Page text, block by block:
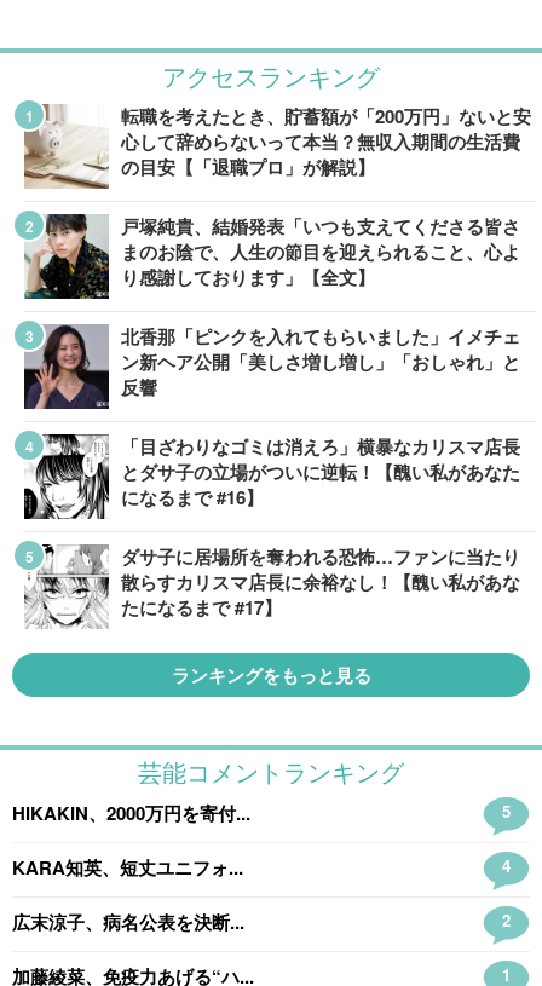
アクセスランキング
転職を考えたとき、貯蓄額が「200万円」ないと安
心して辞めらないって本当？無収入期間の生活費
の目安【「退職プロ」が解説】
戸塚純貴、結婚発表「いつも支えてくださる皆さ
まのお陰で、人生の節目を迎えられること、心よ
り感謝しております」【全文】
北香那「ピンクを入れてもらいました」イメチェ
ン新ヘア公開「美しさ増し増し」「おしゃれ」と
反響
「目ざわりなゴミは消えろ」横暴なカリスマ店長
とダサ子の立場がついに逆転！【醜い私があなた
になるまで #16】
ダサ子に居場所を奪われる恐怖…ファンに当たり
散らすカリスマ店長に余裕なし！【醜い私があな
たになるまで #17】
ランキングをもっと見る